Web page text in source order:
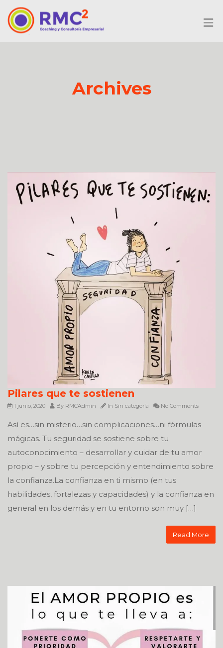
Archives
Pilares que te sostienen
1 junio, 2020 By RMCAdmin In Sin categoría No Comments
Así es…sin misterio…sin complicaciones…ni fórmulas
mágicas. Tu seguridad se sostiene sobre tu
autoconocimiento – desarrollar y cuidar de tu amor
propio – y sobre tu percepción y entendimiento sobre
la confianza.La confianza en ti mismo (en tus
habilidades, fortalezas y capacidades) y la confianza en
general en los demás y en tu entorno son muy […]
Read More